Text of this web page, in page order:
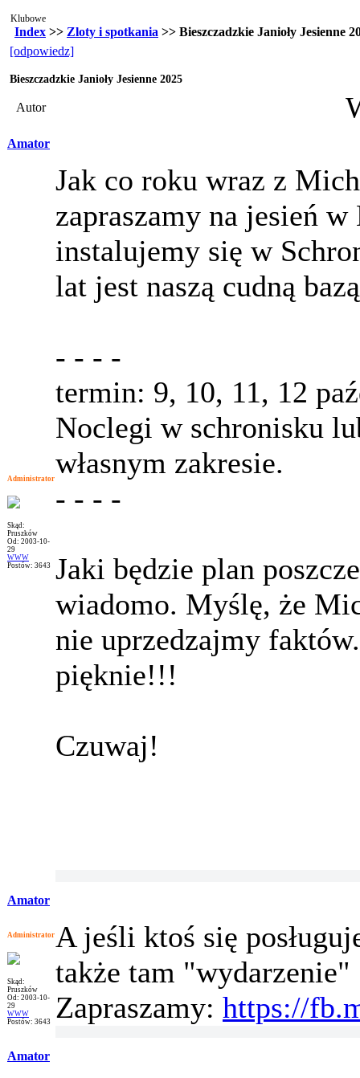
Klubowe
Index >> Zloty i spotkania >> Bieszczadzkie Janioły Jesienne
[odpowiedz]
Bieszczadzkie Janioły Jesienne 2025
Autor
Amator
Administrator
Skąd:
Pruszków
Od: 2003-10-
29
WWW
Postów: 3643
Jak co roku wraz z
zapraszamy na jesień
instalujemy się w
lat jest naszą cudną
- - - -
termin: 9, 10, 11, 12
Noclegi w schronisku
własnym zakresie.
- - - -
Jaki będzie plan
wiadomo. Myślę, że
nie uprzedzajmy
pięknie!!!
Czuwaj!
Amator
Administrator
Skąd:
Pruszków
Od: 2003-10-
29
WWW
Postów: 3643
A jeśli ktoś się
także tam "wydarzenie"
Zapraszamy: https://
Amator